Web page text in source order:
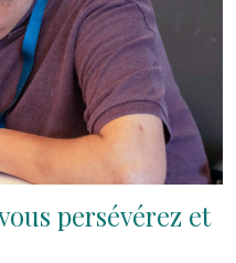
persévérez et